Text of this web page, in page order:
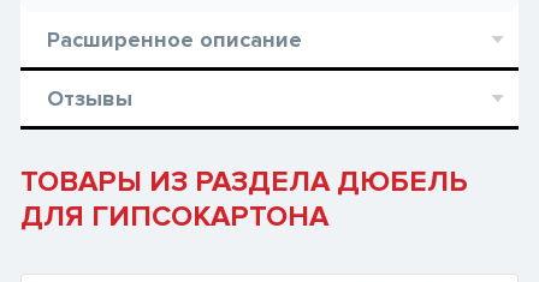
Расширенное описание
Отзывы
ТОВАРЫ ИЗ РАЗДЕЛА ДЮБЕЛЬ
ДЛЯ ГИПСОКАРТОНА